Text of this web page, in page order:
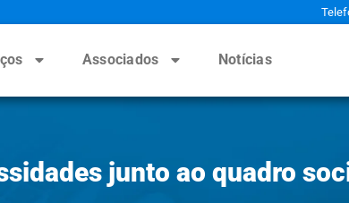
Associados Notícias
junto ao quadro